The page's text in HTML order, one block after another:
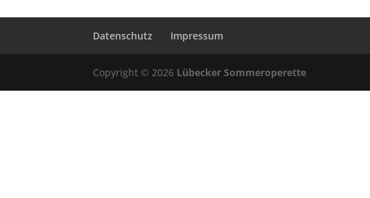
Datenschutz Impressum
Copyright © 2026 Lübecker Sommeroperette